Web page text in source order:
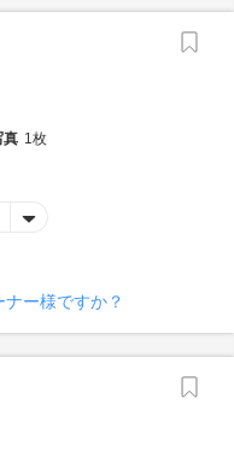
真 1枚
ー様ですか？